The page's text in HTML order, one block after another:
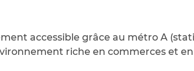
accessible grâce au métro A
riche en commerces et